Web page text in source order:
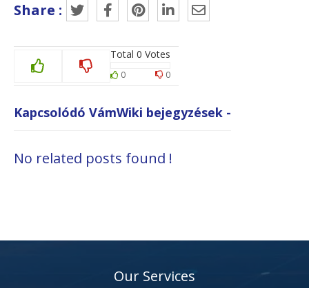
Share :
Total 0 Votes
0 0
Kapcsolódó VámWiki bejegyzések -
No related posts found !
Our Services